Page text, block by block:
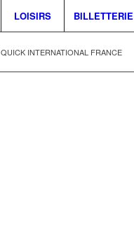
LOISIRS BILLETTERIE
QUICK INTERNATIONAL FRANCE